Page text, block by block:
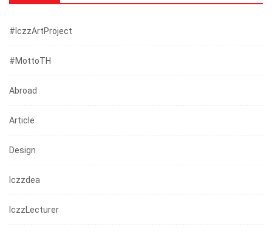
#iczzArtProject
#mottoTH
Abroad
Article
Design
Iczzdea
IczzLecturer